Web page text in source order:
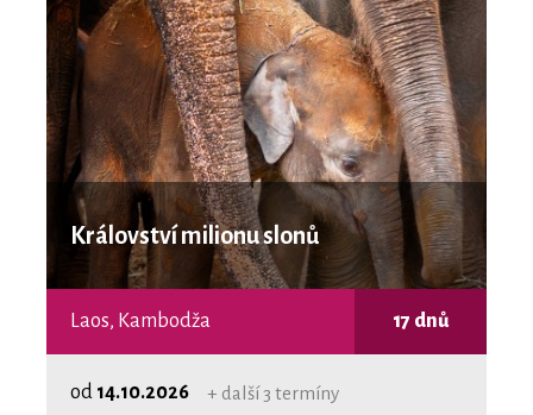
Království milionu slonů
Laos, Kambodža 17 dnů
od 14.10.2026 + další 3 termíny